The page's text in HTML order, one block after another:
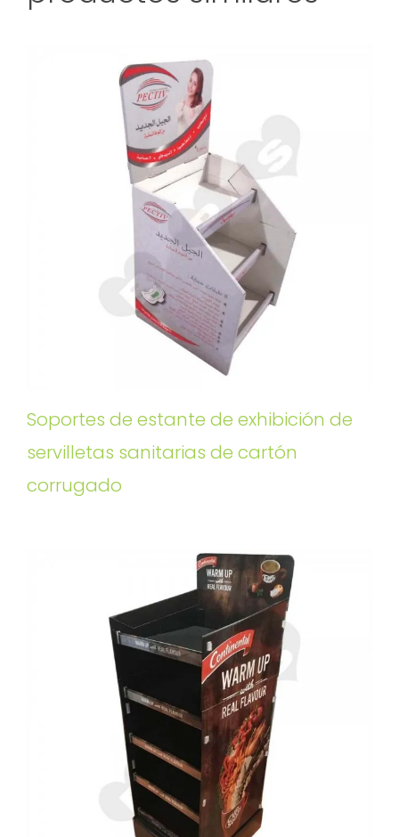
Soportes de estante de exhibición de
servilletas sanitarias de cartón
corrugado